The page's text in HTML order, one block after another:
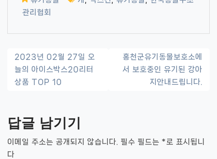
관리협회
글
내
게
이
션
2023년 02월 27일 오
늘의 아이스박스20리터
상품 TOP 10
홍천군유기동물보호소에
서 보호중인 유기된 강아
지안내드립니다.
답글 남기기
이메일 주소는 공개되지 않습니다. 필수 필드는 * 로 표시됩니
다